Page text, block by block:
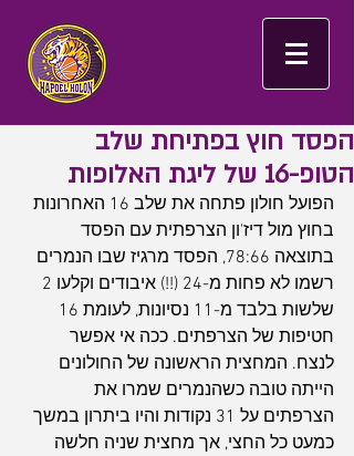
הפסד חוץ בפתיחת שלב
הטופ-16 של ליגת האלופות
הפועל חולון פתחה את שלב 16 האחרונות
בחוץ מול דיז'ון הצרפתית עם הפסד
בתוצאה 78:66, הפסד מרגיז שבו הנמרים
חטיפות של הצרפתים. ככה אי אפשר
לנצח. המחצית הראשונה של החולונים
הייתה טובה כשהנמרים שמרו את
הצרפתים על 31 נקודות והיו ביתרון במשך
כמעט כל החצי, אך מחצית שניה חלשה